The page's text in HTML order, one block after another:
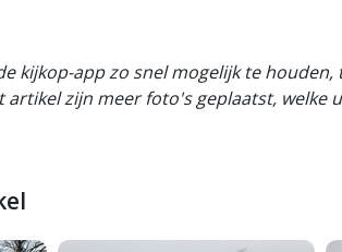
kijkop-app zo snel mogelijk te
artikel zijn meer foto's geplaatst, welke